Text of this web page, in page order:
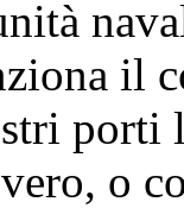
il
porti
o